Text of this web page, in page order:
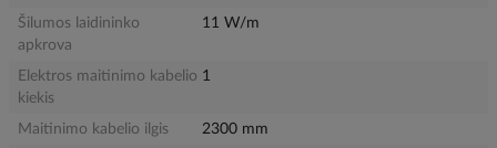
Šilumos laidininko
apkrova
11 W/m
Elektros maitinimo kabelio
kiekis
1
Maitinimo kabelio ilgis
2300 mm